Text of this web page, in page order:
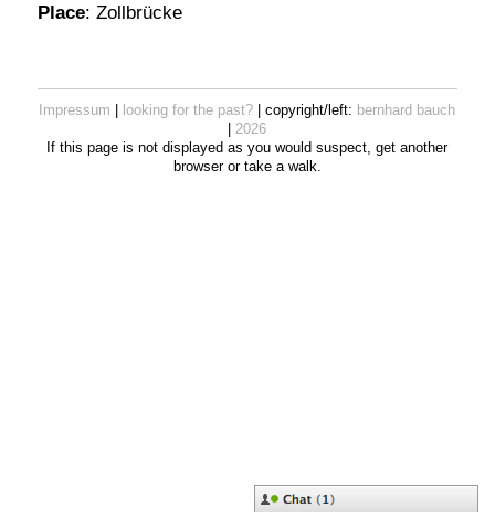
Place: Zollbrücke
Impressum looking for the past? | copyright/left: bernhard bauch
|2026
If this page is not displayed as you would suspect, get another
browser or take a walk.